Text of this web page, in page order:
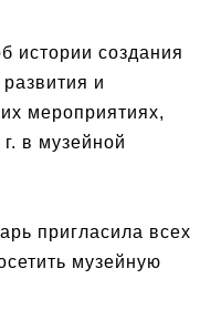
истории создания
и
мероприятиях,
в музейной
пригласила всех
музейную